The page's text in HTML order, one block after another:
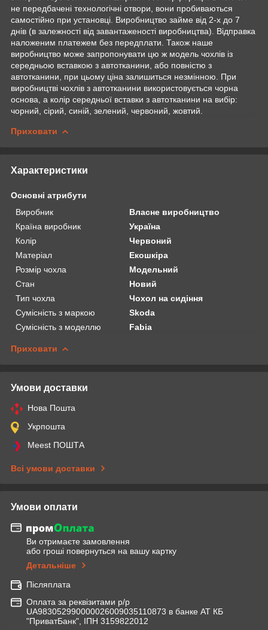
не передбачені технологічні отвори, вони пробиваються
самостійно при установці. Виробництво займе від 2-х до 7
днів (в залежності від завантаженості виробництва). Відправка
наложеним платежем без передплати. Також наше
виробництво може запропонувати цю ж модель чохлів із
середньою вставкою з автотканини, або повністю з
автотканини, при цьому ціна залишиться незмінною. При
виробництві чохлів з автотканини використовується чорна
основа, а колір середньої вставки з автотканини на вибір:
чорний, сірий, синій, зелений, червоний, жовтий.
Приховати
Характеристики
Основні атрибути
Виробник
Власне виробництво
Країна виробник
Україна
Колір
Червоний
Матеріал
Екошкіра
Розмір чохла
Модельний
Стан
Новий
Тип чохла
Чохол на сидіння
Сумісність з маркою
Skoda
Сумісність з моделлю
Fabia
Приховати
Умови доставки
Нова Пошта
Укрпошта
Meest ПОШТА
Всі умови доставки
Умови оплати
Ви отримаєте замовлення
або гроші повернуться на вашу картку
Детальніше
Післяплата
Оплата за реквізитами р/р
UA983052990000026009035110873 в банке АТ КБ
"ПриватБанк", ІПН 3159822012